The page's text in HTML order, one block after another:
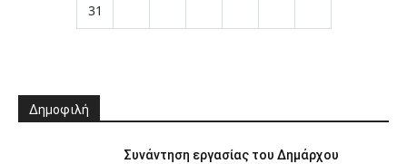
31
Δημοφιλή
Συνάντηση εργασίας του Δημάρχου